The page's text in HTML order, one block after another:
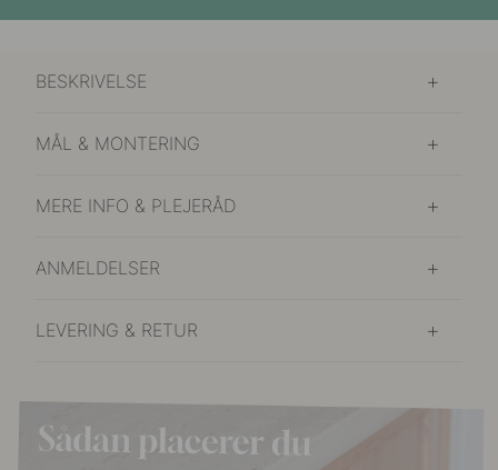
BESKRIVELSE
MÅL & MONTERING
MERE INFO & PLEJERÅD
ANMELDELSER
LEVERING & RETUR